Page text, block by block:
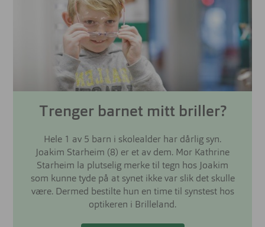
Trenger barnet mitt briller?
Hele 1 av 5 barn i skolealder har dårlig syn.
Joakim Starheim (8) er et av dem. Mor Kathrine
Starheim la plutselig merke til tegn hos Joakim
som kunne tyde på at synet ikke var slik det skulle
være. Dermed bestilte hun en time til synstest hos
optikeren i Brilleland.